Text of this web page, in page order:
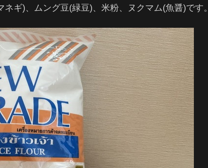
ギ)、ムング豆(緑豆)、米粉、ヌクマム(魚醤)です。